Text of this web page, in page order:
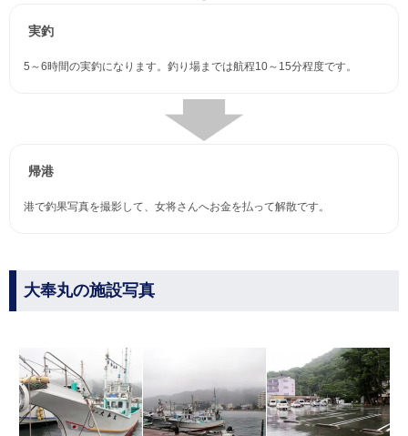
実釣
5～6時間の実釣になります。釣り場までは航程10～15分程度です。
帰港
港で釣果写真を撮影して、女将さんへお金を払って解散です。
大奉丸の施設写真